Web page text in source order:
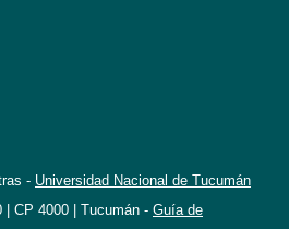
- Universidad Nacional de Tucumán
CP 4000 | Tucumán - Guía de